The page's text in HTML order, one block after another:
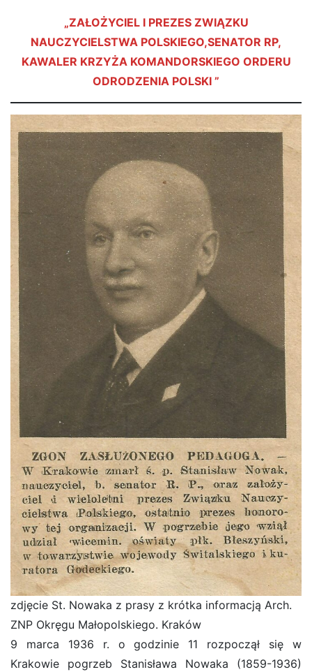
„ZAŁOŻYCIEL I PREZES ZWIĄZKU
NAUCZYCIELSTWA POLSKIEGO,SENATOR RP,
KAWALER KRZYŻA KOMANDORSKIEGO ORDERU
ODRODZENIA POLSKI ”
zdjęcie St. Nowaka z prasy z krótka informacją Arch.
ZNP Okręgu Małopolskiego. Kraków
9 marca 1936 r. o godzinie 11 rozpoczął się w
Krakowie pogrzeb Stanisława Nowaka (1859-1936)